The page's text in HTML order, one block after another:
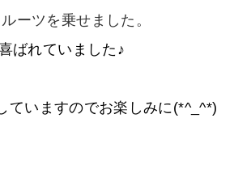
ーツを乗せました。
ばれていました♪
ていますのでお楽しみに(*^_^*)